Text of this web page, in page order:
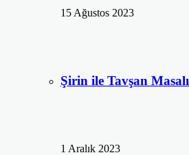
15 Ağustos 2023
Şirin ile Tavşan Masalı
1 Aralık 2023